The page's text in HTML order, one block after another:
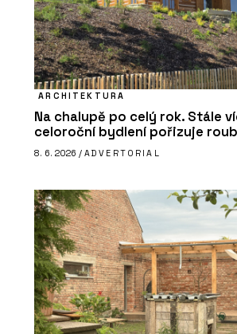
ARCHITEKTURA
Na chalupě po celý rok. Stále
celoroční bydlení pořizuje
8. 6. 2026 / ADVERTORIAL